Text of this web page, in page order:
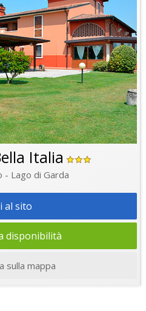
Italia
- Lago di Garda
al sito
disponibilità
sulla mappa